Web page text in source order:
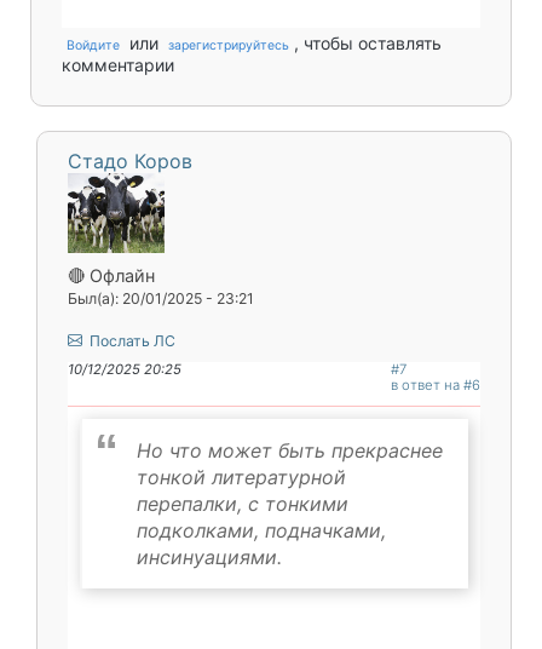
Войдите или зарегистрируйтесь , чтобы оставлять
комментарии
Стадо Коров
🔴 Офлайн
Был(а): 20/01/2025 - 23:21
Послать ЛС
10/12/2025 20:25
#7
в ответ на #6
Но что может быть прекраснее
тонкой литературной
перепалки, с тонкими
подколками, подначками,
инсинуациями.